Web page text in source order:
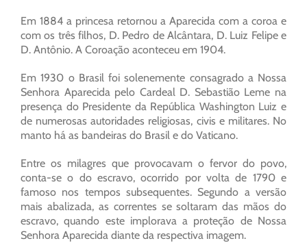
Em 1884 a princesa retornou a Aparecida com a coroa e
com os três filhos, D. Pedro de Alcântara, D. Luiz Felipe e
D. Antônio. A Coroação aconteceu em 1904.
Em 1930 o Brasil foi solenemente consagrado a Nossa
Senhora Aparecida pelo Cardeal D. Sebastião Leme na
presença do Presidente da República Washington Luiz e
de numerosas autoridades religiosas, civis e militares. No
manto há as bandeiras do Brasil e do Vaticano.
Entre os milagres que provocavam o fervor do povo,
conta-se o do escravo, ocorrido por volta de 1790 e
famoso nos tempos subsequentes. Segundo a versão
mais abalizada, as correntes se soltaram das mãos do
escravo, quando este implorava a proteção de Nossa
Senhora Aparecida diante da respectiva imagem.